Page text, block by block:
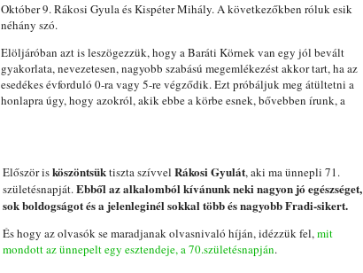
Október 9. Rákosi Gyula és Kispéter Mihály. A következőkben róluk esik
néhány szó.
Elöljáróban azt is leszögezzük, hogy a Baráti Körnek van egy jól bevált
gyakorlata, nevezetesen, nagyobb szabású megemlékezést akkor tart, ha az
esedékes évforduló 0-ra vagy 5-re végződik. Ezt próbáljuk meg átültetni a
honlapra úgy, hogy azokról, akik ebbe a körbe esnek, bővebben írunk, a
Először isköszöntsüktiszta szívvel Rákosi Gyulát, aki ma ünnepli 71.
születésnapját.Ebből az alkalomból kívánunk neki nagyon jó egészséget,
sok boldogságot és a jelenleginél sokkal több és nagyobb Fradi-sikert.
És hogy az olvasók se maradjanak olvasnivaló híján, idézzük fel,mit
mondott az ünnepelt egy esztendeje, a 70.születésnapján.